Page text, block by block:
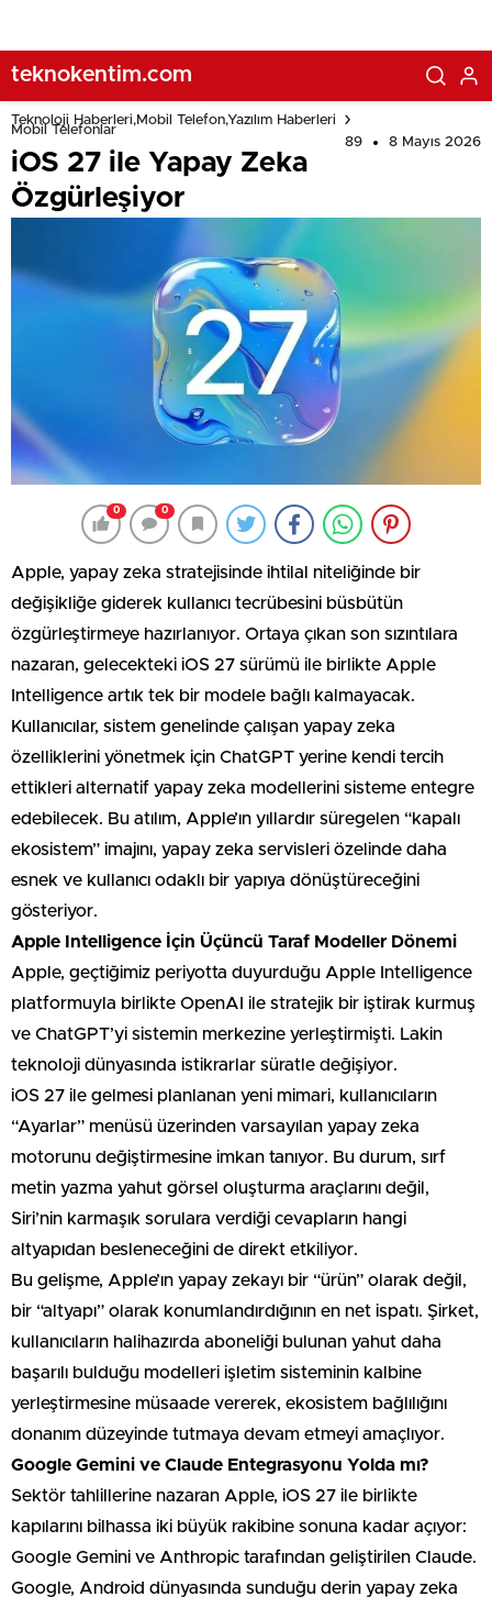
teknokentim.com
Teknoloji Haberleri,Mobil Telefon,Yazılım Haberleri
Mobil Telefonlar
89
8 Mayıs 2026
iOS 27 ile Yapay Zeka
Özgürleşiyor
0 0
Apple, yapay zeka stratejisinde ihtilal niteliğinde bir
değişikliğe giderek kullanıcı tecrübesini büsbütün
özgürleştirmeye hazırlanıyor. Ortaya çıkan son sızıntılara
nazaran, gelecekteki iOS 27 sürümü ile birlikte Apple
Intelligence artık tek bir modele bağlı kalmayacak.
Kullanıcılar, sistem genelinde çalışan yapay zeka
özelliklerini yönetmek için ChatGPT yerine kendi tercih
ettikleri alternatif yapay zeka modellerini sisteme entegre
edebilecek. Bu atılım, Apple’ın yıllardır süregelen “kapalı
ekosistem” imajını, yapay zeka servisleri özelinde daha
esnek ve kullanıcı odaklı bir yapıya dönüştüreceğini
gösteriyor.
Apple Intelligence İçin Üçüncü Taraf Modeller Dönemi
Apple, geçtiğimiz periyotta duyurduğu Apple Intelligence
platformuyla birlikte OpenAI ile stratejik bir iştirak kurmuş
ve ChatGPT’yi sistemin merkezine yerleştirmişti. Lakin
teknoloji dünyasında istikrarlar süratle değişiyor.
iOS 27 ile gelmesi planlanan yeni mimari, kullanıcıların
“Ayarlar” menüsü üzerinden varsayılan yapay zeka
motorunu değiştirmesine imkan tanıyor. Bu durum, sırf
metin yazma yahut görsel oluşturma araçlarını değil,
Siri’nin karmaşık sorulara verdiği cevapların hangi
altyapıdan besleneceğini de direkt etkiliyor.
Bu gelişme, Apple’ın yapay zekayı bir “ürün” olarak değil,
bir “altyapı” olarak konumlandırdığının en net ispatı. Şirket,
kullanıcıların halihazırda aboneliği bulunan yahut daha
başarılı bulduğu modelleri işletim sisteminin kalbine
yerleştirmesine müsaade vererek, ekosistem bağlılığını
donanım düzeyinde tutmaya devam etmeyi amaçlıyor.
Google Gemini ve Claude Entegrasyonu Yolda mı?
Sektör tahlillerine nazaran Apple, iOS 27 ile birlikte
kapılarını bilhassa iki büyük rakibine sonuna kadar açıyor:
Google Gemini ve Anthropic tarafından geliştirilen Claude.
Google, Android dünyasında sunduğu derin yapay zeka